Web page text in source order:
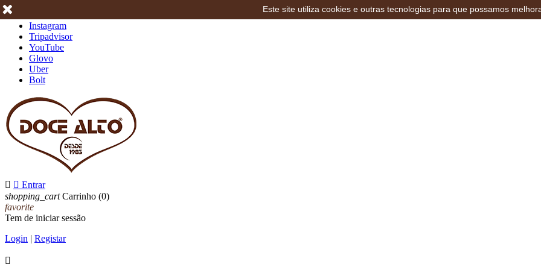
Instagram
Tripadvisor
YouTube
Glovo
Uber
Bolt
  Entrar
shopping_cart Carrinho (0)
favorite
Tem de iniciar sessão
Login | Registar

Este site utiliza cookies e outras tecnologias para que possamos